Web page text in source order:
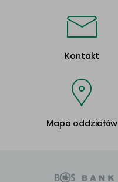
Kontakt
Mapa oddziałów